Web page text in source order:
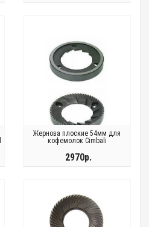
Жернова плоские 54мм для
кофемолок Cimbali
2970р.